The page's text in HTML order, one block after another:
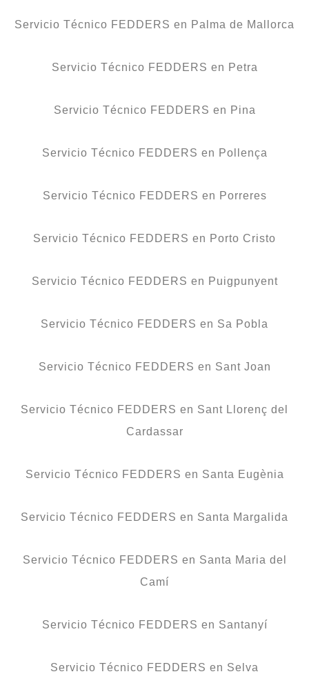
Servicio Técnico FEDDERS en Palma de Mallorca
Servicio Técnico FEDDERS en Petra
Servicio Técnico FEDDERS en Pina
Servicio Técnico FEDDERS en Pollença
Servicio Técnico FEDDERS en Porreres
Servicio Técnico FEDDERS en Porto Cristo
Servicio Técnico FEDDERS en Puigpunyent
Servicio Técnico FEDDERS en Sa Pobla
Servicio Técnico FEDDERS en Sant Joan
Servicio Técnico FEDDERS en Sant Llorenç del
Cardassar
Servicio Técnico FEDDERS en Santa Eugènia
Servicio Técnico FEDDERS en Santa Margalida
Servicio Técnico FEDDERS en Santa Maria del
Camí
Servicio Técnico FEDDERS en Santanyí
Servicio Técnico FEDDERS en Selva